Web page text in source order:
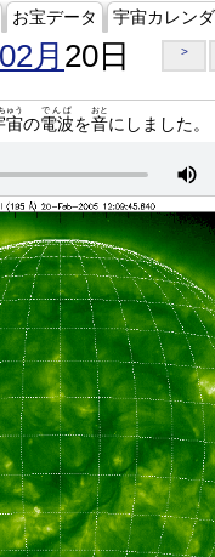
お宝データ 宇宙カレン
月 20日 >
宙
ゅう
の電波
でんぱ
を音
おと
にしました。